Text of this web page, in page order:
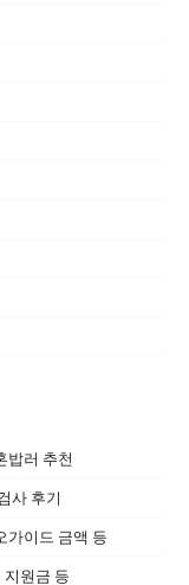
밥러 추천
사 후기
가이드 금액 등
원금 등